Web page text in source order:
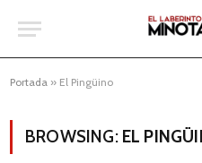
Portada » El Pingüino
BROWSING: EL